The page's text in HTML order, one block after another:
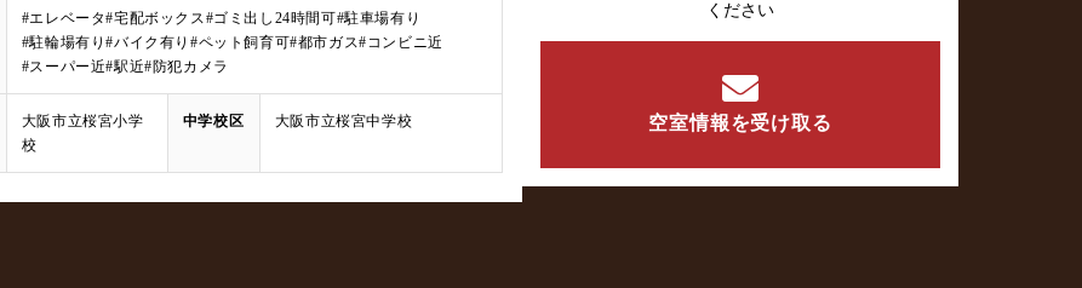
#エレベータ#宅配ボックス#ゴミ出し24時間可#駐車場有り
#駐輪場有り#バイク有り#ペット飼育可#都市ガス#コンビニ近
#スーパー近#駅近#防犯カメラ
大阪市立桜宮小学
校
中学校区 大阪市立桜宮中学校
ください
空室情報を受け取る